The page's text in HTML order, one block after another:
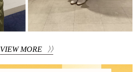
VIEW MORE